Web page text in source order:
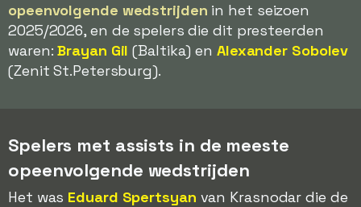
opeenvolgende wedstrijden in het seizoen
2025/2026, en de spelers die dit presteerden
waren:Brayan Gil (Baltika) en Alexander Sobolev
(Zenit St.Petersburg).
Spelers met assists in de meeste
opeenvolgende wedstrijden
Het was Eduard Spertsyan van Krasnodar die de